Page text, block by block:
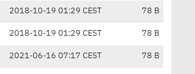
2018-10-19 01:29 CEST 78 B
2018-10-19 01:29 CEST 78 B
2021-06-16 07:17 CEST 78 B